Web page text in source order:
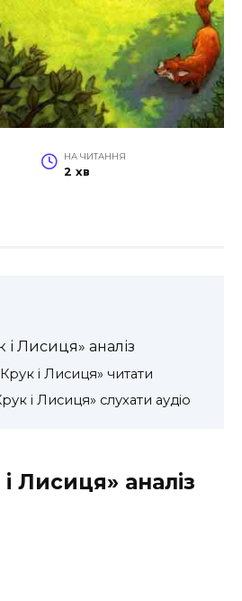
НА ЧИТАННЯ
2 хв
і Лисиця» аналіз
і Лисиця» читати
і Лисиця» слухати аудіо
Лисиця» аналіз